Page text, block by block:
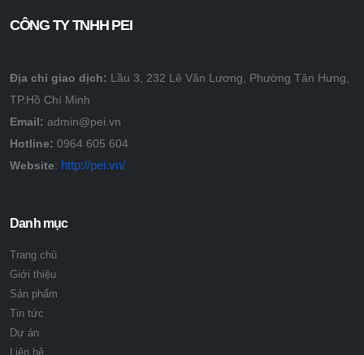
CÔNG TY TNHH PEI
Địa chỉ giao dịch: Lầu 3, 232 Lê Văn Lương, Phường Tân Hưng,
TP.Hồ Chí Minh
Email: admin@pei.vn
Hotline: 0964 605 604
Website: http://pei.vn/
Danh mục
Trang chủ
Giới thiệu
Sản phẩm
Tin tức
Dự án
Liên hệ